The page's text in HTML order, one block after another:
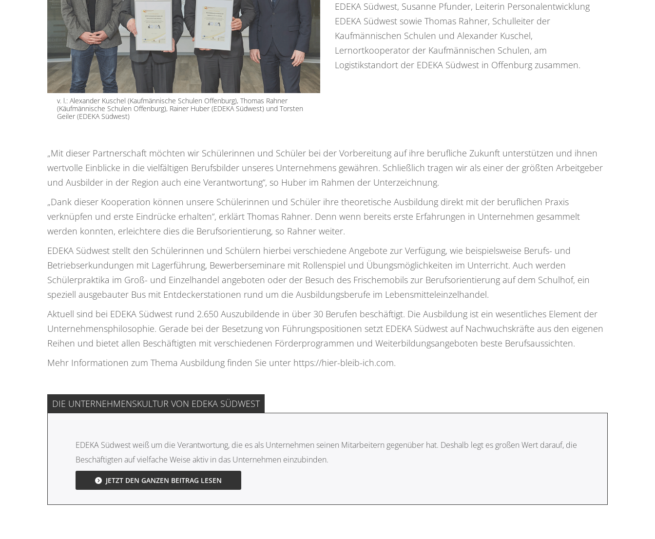
v. l.: Alexander Kuschel (Kaufmännische Schulen Offenburg), Thomas Rahner
(Käufmännische Schulen Offenburg), Rainer Huber (EDEKA Südwest) und Torsten
Geiler (EDEKA Südwest)
EDEKA Südwest, Susanne Pfunder, Leiterin Personalentwicklung
EDEKA Südwest sowie Thomas Rahner, Schulleiter der
Kaufmännischen Schulen und Alexander Kuschel,
Lernortkooperator der Kaufmännischen Schulen, am
Logistikstandort der EDEKA Südwest in Offenburg zusammen.
„Mit dieser Partnerschaft möchten wir Schülerinnen und Schüler bei der Vorbereitung auf ihre berufliche Zukunft unterstützen und ihnen
wertvolle Einblicke in die vielfältigen Berufsbilder unseres Unternehmens gewähren. Schließlich tragen wir als einer der größten Arbeitgeber
und Ausbilder in der Region auch eine Verantwortung“, so Huber im Rahmen der Unterzeichnung.
„Dank dieser Kooperation können unsere Schülerinnen und Schüler ihre theoretische Ausbildung direkt mit der beruflichen Praxis
verknüpfen und erste Eindrücke erhalten“, erklärt Thomas Rahner. Denn wenn bereits erste Erfahrungen in Unternehmen gesammelt
werden konnten, erleichtere dies die Berufsorientierung, so Rahner weiter.
EDEKA Südwest stellt den Schülerinnen und Schülern hierbei verschiedene Angebote zur Verfügung, wie beispielsweise Berufs- und
Betriebserkundungen mit Lagerführung, Bewerberseminare mit Rollenspiel und Übungsmöglichkeiten im Unterricht. Auch werden
Schülerpraktika im Groß- und Einzelhandel angeboten oder der Besuch des Frischemobils zur Berufsorientierung auf dem Schulhof, ein
speziell ausgebauter Bus mit Entdeckerstationen rund um die Ausbildungsberufe im Lebensmitteleinzelhandel.
Aktuell sind bei EDEKA Südwest rund 2.650 Auszubildende in über 30 Berufen beschäftigt. Die Ausbildung ist ein wesentliches Element der
Unternehmensphilosophie. Gerade bei der Besetzung von Führungspositionen setzt EDEKA Südwest auf Nachwuchskräfte aus den eigenen
Reihen und bietet allen Beschäftigten mit verschiedenen Förderprogrammen und Weiterbildungsangeboten beste Berufsaussichten.
Mehr Informationen zum Thema Ausbildung finden Sie unter https://hier-bleib-ich.com.
DIE UNTERNEHMENSKULTUR VON EDEKA SÜDWEST
EDEKA Südwest weiß um die Verantwortung, die es als Unternehmen seinen Mitarbeitern gegenüber hat. Deshalb legt es großen Wert darauf, die
Beschäftigten auf vielfache Weise aktiv in das Unternehmen einzubinden.
JETZT DEN GANZEN BEITRAG LESEN